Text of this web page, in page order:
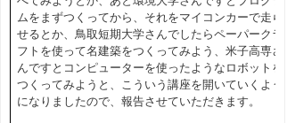
ムをまずつくってから、それをマイコンカーで走ら
せるとか、鳥取短期大学さんでしたらペーパークラ
フトを使って名建築をつくってみよう、米子高専さ
んですとコンピューターを使ったようなロボットを
つくってみようと、こういう講座を開いていくよう
になりましたので、報告させていただきます。